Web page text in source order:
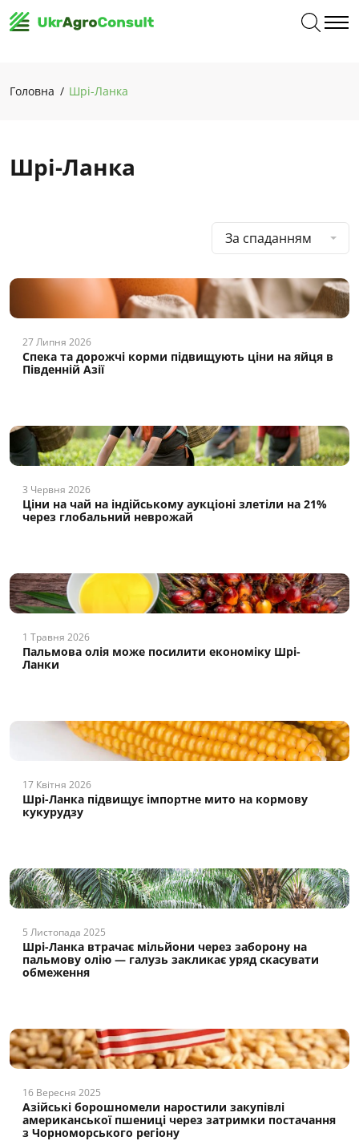
Головна Шрі-Ланка
Шрі-Ланка
За спаданням
27 Липня 2026
Спека та дорожчі корми підвищують ціни на яйця в
Південній Азії
3 Червня 2026
Ціни на чай на індійському аукціоні злетіли на 21%
через глобальний неврожай
1 Травня 2026
Пальмова олія може посилити економіку Шрі-
Ланки
17 Квітня 2026
Шрі-Ланка підвищує імпортне мито на кормову
кукурудзу
5 Листопада 2025
Шрі-Ланка втрачає мільйони через заборону на
пальмову олію — галузь закликає уряд скасувати
обмеження
16 Вересня 2025
Азійські борошномели наростили закупівлі
американської пшениці через затримки постачання
з Чорноморського регіону